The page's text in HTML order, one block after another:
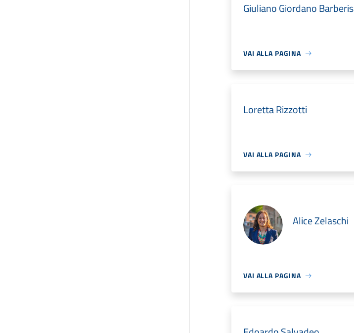
Giuliano Giordano Barberis
VAI ALLA PAGINA
Loretta Rizzotti
VAI ALLA PAGINA
Alice Zelaschi
VAI ALLA PAGINA